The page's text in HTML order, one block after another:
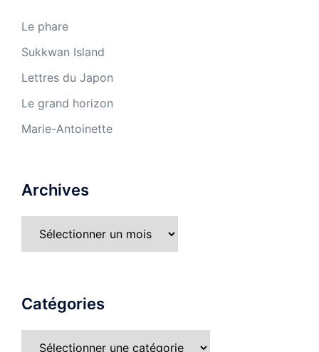
Le phare
Sukkwan Island
Lettres du Japon
Le grand horizon
Marie-Antoinette
Archives
Catégories